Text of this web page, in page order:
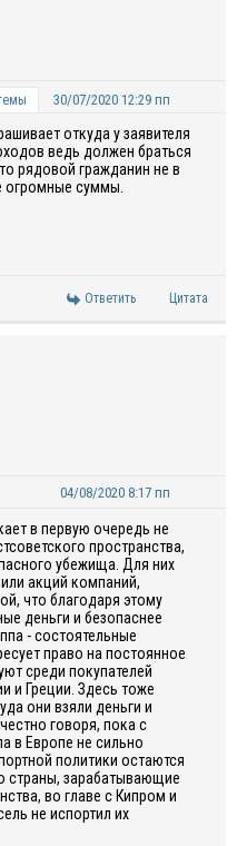
30/07/2020 12:29 пп
откуда у заявителя
ведь должен браться
рядовой гражданин не в
огромные суммы.
Ответить Цитата
04/08/2020 8:17 пп
в первую очередь не
пространства,
убежища. Для них
акций компаний,
что благодаря этому
деньги и безопаснее
- состоятельные
право на постоянное
среди покупателей
и Греции. Здесь тоже
они взяли деньги и
говоря, пока с
в Европе не сильно
политики остаются
страны, зарабатывающие
во главе с Кипром и
не испортил их